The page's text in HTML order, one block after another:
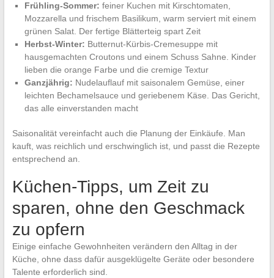
Frühling-Sommer: feiner Kuchen mit Kirschtomaten,
Mozzarella und frischem Basilikum, warm serviert mit einem
grünen Salat. Der fertige Blätterteig spart Zeit
Herbst-Winter: Butternut-Kürbis-Cremesuppe mit
hausgemachten Croutons und einem Schuss Sahne. Kinder
lieben die orange Farbe und die cremige Textur
Ganzjährig: Nudelauflauf mit saisonalem Gemüse, einer
leichten Bechamelsauce und geriebenem Käse. Das Gericht,
das alle einverstanden macht
Saisonalität vereinfacht auch die Planung der Einkäufe. Man
kauft, was reichlich und erschwinglich ist, und passt die Rezepte
entsprechend an.
Küchen-Tipps, um Zeit zu
sparen, ohne den Geschmack
zu opfern
Einige einfache Gewohnheiten verändern den Alltag in der
Küche, ohne dass dafür ausgeklügelte Geräte oder besondere
Talente erforderlich sind.